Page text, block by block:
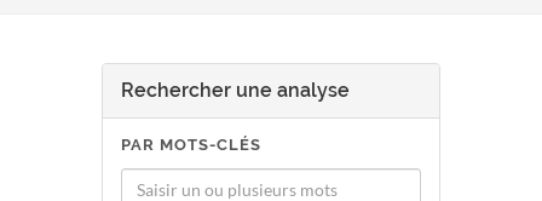
Rechercher une analyse
PAR MOTS-CLÉS